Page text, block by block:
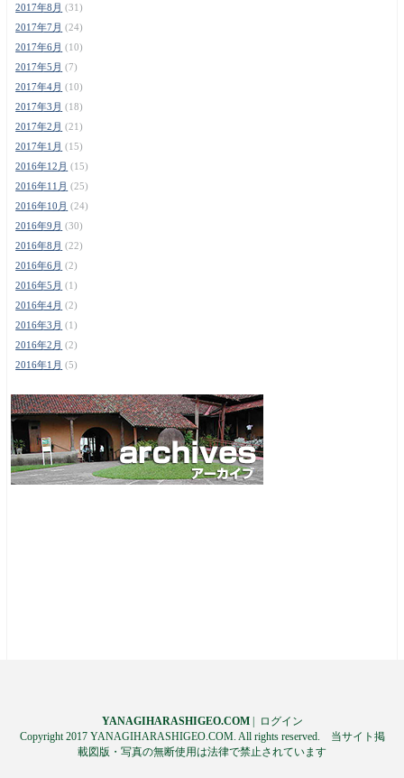
2017年8月 (31)
2017年7月 (24)
2017年6月 (10)
2017年5月 (7)
2017年4月 (10)
2017年3月 (18)
2017年2月 (21)
2017年1月 (15)
2016年12月 (15)
2016年11月 (25)
2016年10月 (24)
2016年9月 (30)
2016年8月 (22)
2016年6月 (2)
2016年5月 (1)
2016年4月 (2)
2016年3月 (1)
2016年2月 (2)
2016年1月 (5)
YANAGIHARASHIGEO.COM|
ログイン
Copyright 2017 YANAGIHARASHIGEO.COM. All rights reserved. 当サイト掲
載図版・写真の無断使用は法律で禁止されています